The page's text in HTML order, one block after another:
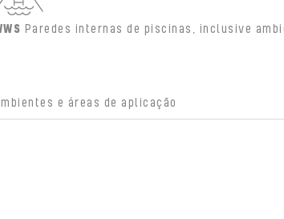
Paredes internas de piscinas, inclusive
e áreas de aplicação